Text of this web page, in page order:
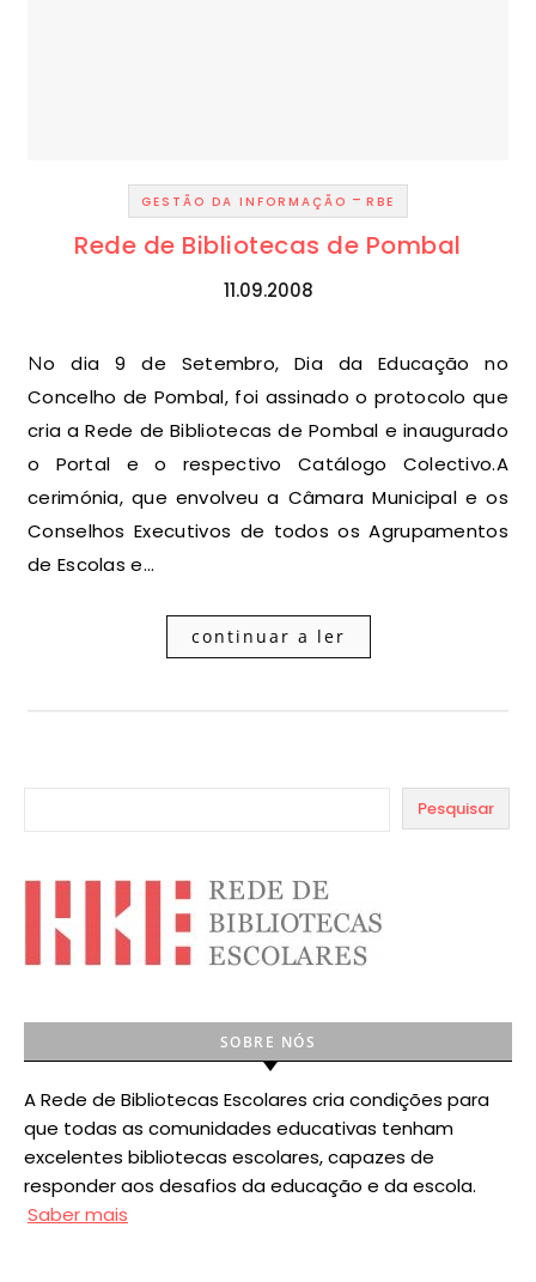
GESTÃO DA INFORMAÇÃO - RBE
Rede de Bibliotecas de Pombal
11.09.2008
No dia 9 de Setembro, Dia da Educação no
Concelho de Pombal, foi assinado o protocolo que
cria a Rede de Bibliotecas de Pombal e inaugurado
o Portal e o respectivo Catálogo Colectivo.A
cerimónia, que envolveu a Câmara Municipal e os
Conselhos Executivos de todos os Agrupamentos
de Escolas e…
continuar a ler
Pesquisar
SOBRE NÓS
A Rede de Bibliotecas Escolares cria condições para
que todas as comunidades educativas tenham
excelentes bibliotecas escolares, capazes de
responder aos desafios da educação e da escola.
Saber mais